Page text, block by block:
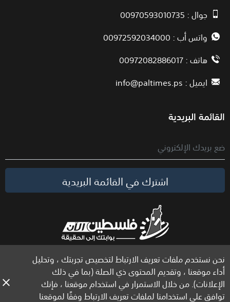
نحن نستخدم ملفات تعريف الارتباط لتخصيص تجربتك ، وتحليل
أداء موقعنا ، وتقديم المحتوى ذي الصلة (بما في ذلك
الإعلانات). من خلال الاستمرار في استخدام موقعنا ، فإنك
توافق على استخدامنا لملفات تعريف الارتباط وفقًا لموقعنا
جوال : 00970593010735
واتس أب : 00972592034000
هاتف : 00972082886017
ايميل :info@paltimes.ps
القائمة البريدية
اشترك في القائمة البريدية
الحقوق محفوظة لموقع فلسطين الآن © 2026